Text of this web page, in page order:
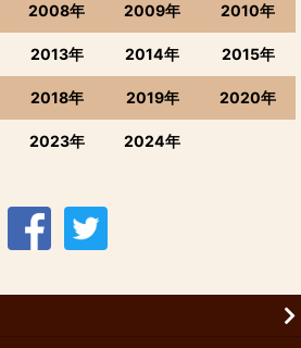
2008年 2009年 2010年
2013年 2014年 2015年
2018年 2019年 2020年
2023年 2024年